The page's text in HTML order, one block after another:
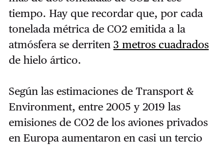
tiempo. Hay que recordar que, por cada
tonelada métrica de CO2 emitida a la
atmósfera se derriten 3 metros cuadrados
de hielo ártico.
Según las estimaciones de Transport &
Environment, entre 2005 y 2019 las
emisiones de CO2 de los aviones privados
en Europa aumentaron en casi un tercio